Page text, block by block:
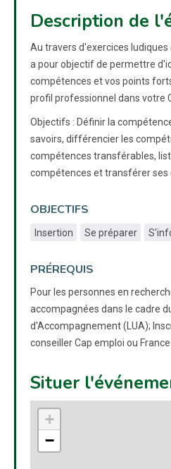
Description de
Au travers d'exercices
a pour objectif de permettre
compétences et vos points
profil professionnel dans votre
Objectifs : Définir la
savoirs, différencier les
compétences transférables,
compétences et transférer ses
OBJECTIFS
Insertion Se préparer
PRÉREQUIS
Pour les personnes en
accompagnées dans le cadre
d'Accompagnement (LUA);
conseiller Cap emploi ou France
Situer
+
−